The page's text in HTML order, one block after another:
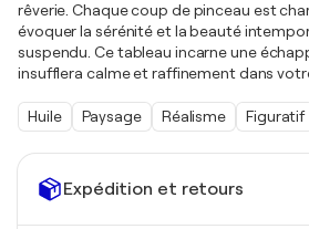
Expédition et retours
rêverie. Chaque coup de pinceau est
évoquer la sérénité et la beauté
suspendu. Ce tableau incarne une
insufflera calme et raffinement dans
Huile Paysage Réalisme Figuratif